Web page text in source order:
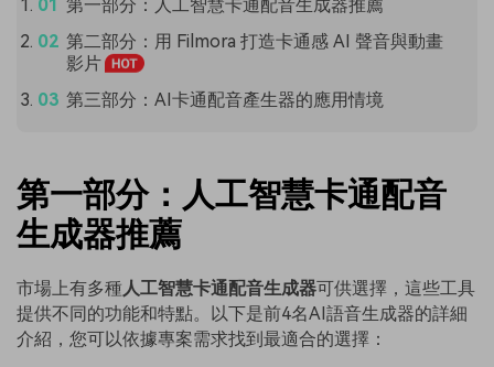
第一部分：人工智慧卡通配音生成器推薦
第二部分：用 Filmora 打造卡通感 AI 聲音與動畫
影片
第三部分：AI卡通配音產生器的應用情境
第一部分：人工智慧卡通配音
生成器推薦
市場上有多種 人工智慧卡通配音生成器可供選擇，這些工具
提供不同的功能和特點。以下是前4名AI語音生成器的詳細
介紹，您可以依據專案需求找到最適合的選擇：